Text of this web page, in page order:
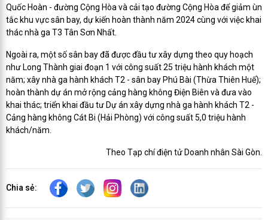
Quốc Hoàn - đường Cộng Hòa và cải tạo đường Cộng Hòa để giảm ùn
tắc khu vực sân bay, dự kiến hoàn thành năm 2024 cùng với việc khai
thác nhà ga T3 Tân Sơn Nhất.
Ngoài ra, một số sân bay đã được đầu tư xây dựng theo quy hoạch
như Long Thành giai đoạn 1 với công suất 25 triệu hành khách một
năm; xây nhà ga hành khách T2 - sân bay Phú Bài (Thừa Thiên Huế);
hoàn thành dự án mở rộng cảng hàng không Điện Biên và đưa vào
khai thác; triển khai đầu tư Dự án xây dựng nhà ga hành khách T2 -
Cảng hàng không Cát Bi (Hải Phòng) với công suất 5,0 triệu hành
khách/năm.
Theo Tạp chí điện tử Doanh nhân Sài Gòn.
Chia sẻ: